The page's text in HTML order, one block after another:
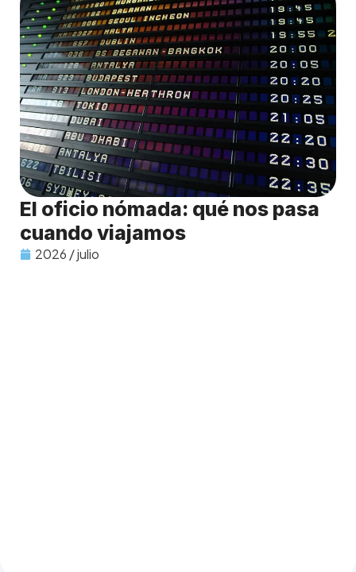
El oficio nómada: qué nos pasa
cuando viajamos
2026 / julio